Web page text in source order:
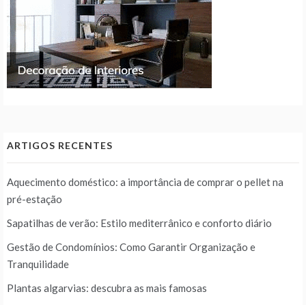
ARTIGOS RECENTES
Aquecimento doméstico: a importância de comprar o pellet na
pré-estação
Sapatilhas de verão: Estilo mediterrânico e conforto diário
Gestão de Condomínios: Como Garantir Organização e
Tranquilidade
Plantas algarvias: descubra as mais famosas